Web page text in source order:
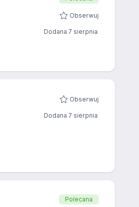
Obserwuj
Dodana 7 sierpnia
Obserwuj
Dodana 7 sierpnia
Polecana